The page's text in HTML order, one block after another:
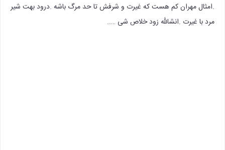
.امثال مهران کم هست که غیرت و شرفش تا حد مرگ باشه .درود بهت شیر
مرد با غیرت .انشالله زود خلاص شی …..